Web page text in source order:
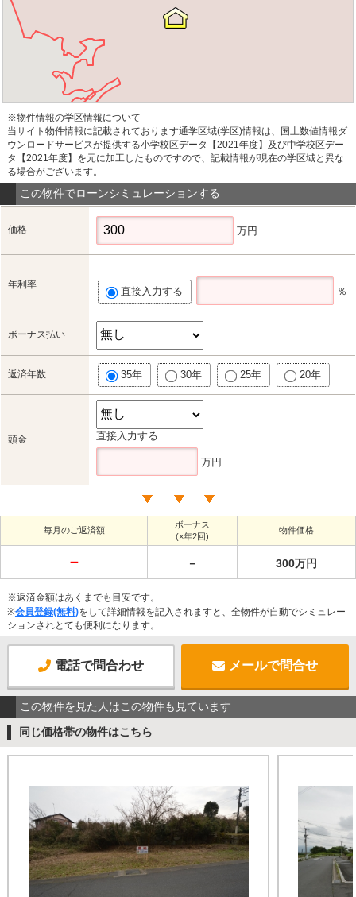
※物件情報の学区情報について
当サイト物件情報に記載されております通学区域(学区)情報は、国土数値情報ダ
ウンロードサービスが提供する小学校区データ【2021年度】及び中学校区デー
タ【2021年度】を元に加工したものですので、記載情報が現在の学区域と異な
る場合がございます。
この物件でローンシミュレーションする
価格 万円
年利率
直接入力する ％
ボーナス払い
返済年数 35年 30年 25年 20年
頭金 直接入力する
万円
毎月のご返済額
ボーナス
(×年2回)
物件価格
－ － 300万円
※返済金額はあくまでも目安です。
※会員登録(無料)をして詳細情報を記入されますと、全物件が自動でシミュレー
ションされとても便利になります。
電話で問合わせ メールで問合せ
この物件を見た人はこの物件も見ています
同じ価格帯の物件はこちら